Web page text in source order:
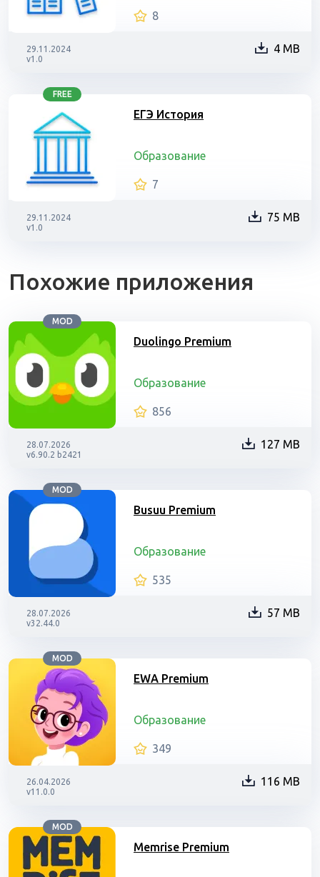
8
29.11.2024
v1.0
4 MB
FREE
ЕГЭ История
Образование
7
29.11.2024
v1.0
75 MB
Похожие приложения
MOD
Duolingo Premium
Образование
856
28.07.2026
v6.90.2 b2421
127 MB
MOD
Busuu Premium
Образование
535
28.07.2026
v32.44.0
57 MB
MOD
EWA Premium
Образование
349
26.04.2026
v11.0.0
116 MB
MOD
Memrise Premium